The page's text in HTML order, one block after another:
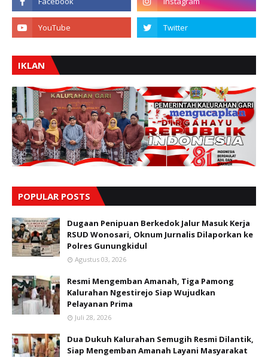
IKLAN
POPULAR POSTS
Dugaan Penipuan Berkedok Jalur Masuk Kerja
RSUD Wonosari, Oknum Jurnalis Dilaporkan ke
Polres Gunungkidul
Agustus 03, 2026
Resmi Mengemban Amanah, Tiga Pamong
Kalurahan Ngestirejo Siap Wujudkan
Pelayanan Prima
Juli 28, 2026
Dua Dukuh Kalurahan Semugih Resmi Dilantik,
Siap Mengemban Amanah Layani Masyarakat